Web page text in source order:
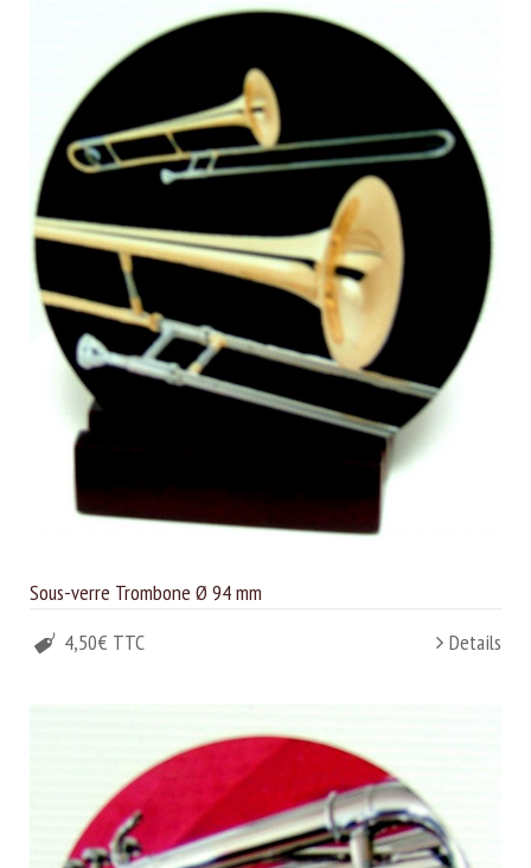
Sous-verre Trombone Ø 94 mm
4,50€ TTC
Details